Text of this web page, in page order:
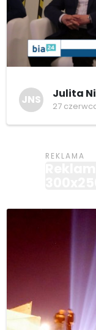
JNS Julita
27